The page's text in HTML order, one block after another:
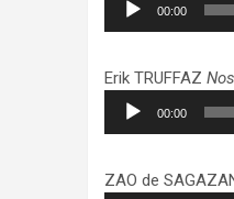
audio
00:00
Erik TRUFFAZ
Lecteur
audio
00:00
ZAO de